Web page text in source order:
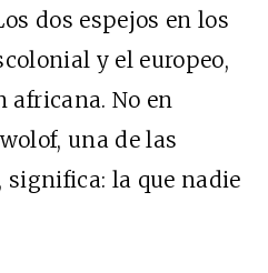
dos espejos en los
y el europeo,
africana. No en
una de las
significa: la que nadie